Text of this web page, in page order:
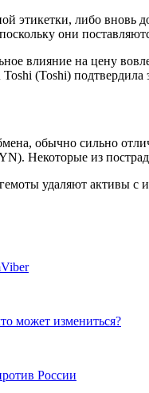
этикетки, либо вновь
они
влияние на цену
(Toshi)
обычно сильно
Некоторые из
удаляют активы с
Viber
может измениться?
России